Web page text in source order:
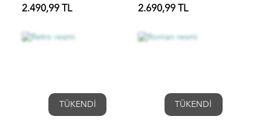
2.490,99 TL 2.690,99 TL
TÜKENDİ TÜKENDİ